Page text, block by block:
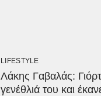
LIFESTYLE
Λάκης Γαβαλάς:
γενέθλιά του και